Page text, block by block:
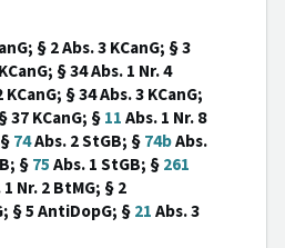
§ 2 Abs. 3 KCanG; § 3
§ 34 Abs. 1 Nr. 4
§ 34 Abs. 3 KCanG;
37 KCanG; §11Abs. 1 Nr. 8
74Abs. 2 StGB; §74bAbs.
§75Abs. 1 StGB; §261
Nr. 2 BtMG; § 2
§ 5 AntiDopG; §21Abs. 3